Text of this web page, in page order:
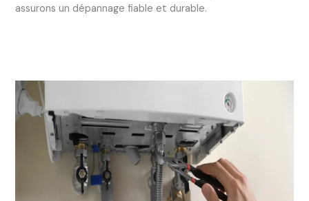
assurons un dépannage fiable et durable.